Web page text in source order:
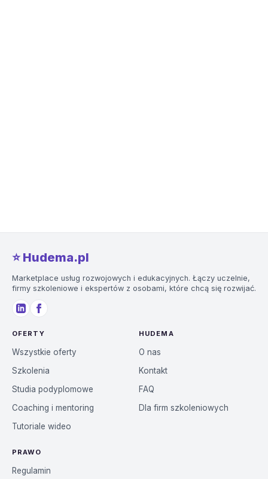
⭐️ Hudema.pl
Marketplace usług rozwojowych i edukacyjnych. Łączy uczelnie,
firmy szkoleniowe i ekspertów z osobami, które chcą się rozwijać.
OFERTY
Wszystkie oferty
Szkolenia
Studia podyplomowe
Coaching i mentoring
Tutoriale wideo
HUDEMA
O nas
Kontakt
FAQ
Dla firm szkoleniowych
PRAWO
Regulamin